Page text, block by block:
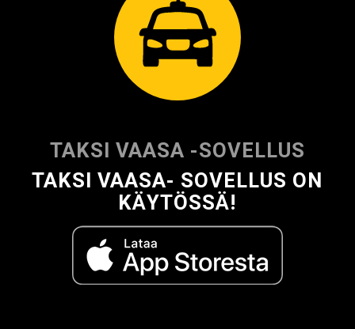
TAKSI VAASA -SOVELLUS
TAKSI VAASA- SOVELLUS ON
KÄYTÖSSÄ!